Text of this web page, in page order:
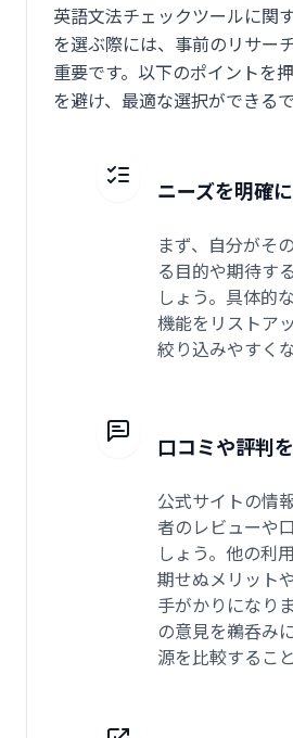
英語文法チェックツールに関
を選ぶ際には、事前のリサー
重要です。以下のポイントを
を避け、最適な選択ができるで
ニーズを明確
まず、自分がそ
る目的や期待す
しょう。具体的
機能をリストア
絞り込みやすく
口コミや評判
公式サイトの情
者のレビューや
しょう。他の利
期せぬメリット
手がかりになり
の意見を鵜呑み
源を比較するこ